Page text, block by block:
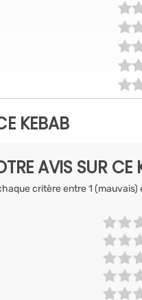
KEBAB
AVIS SUR CE
critère entre 1 (mauvais)